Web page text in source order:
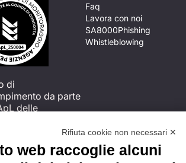
di
da parte
delle
di Condotta, è
presentare un
Faq
Lavora con noi
SA8000Phishing
Whistleblowing
Rifiuta cookie non necessari ✕
web raccoglie alcuni